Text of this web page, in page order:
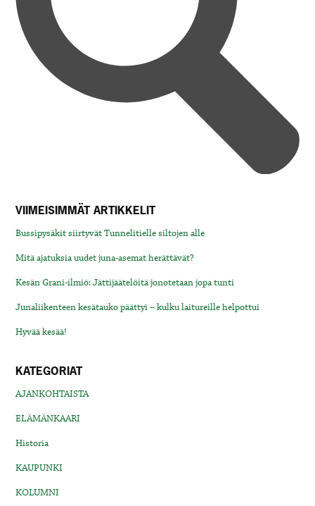
VIIMEISIMMÄT ARTIKKELIT
Bussipysäkit siirtyvät Tunnelitielle siltojen alle
Mitä ajatuksia uudet juna-asemat herättävät?
Kesän Grani-ilmiö: Jättijäätelöitä jonotetaan jopa tunti
Junaliikenteen kesätauko päättyi – kulku laitureille helpottui
Hyvää kesää!
KATEGORIAT
AJANKOHTAISTA
ELÄMÄNKAARI
Historia
KAUPUNKI
KOLUMNI